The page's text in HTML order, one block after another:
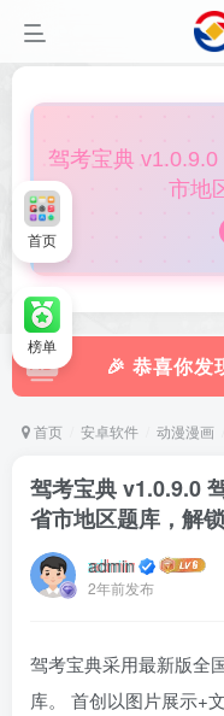
驾考宝典
市地
🎉 恭喜你发
首页 安卓软件 动漫漫画
驾考宝典 v1.0.9.0
省市地区题库，解
admin
2年前发布
驾考宝典采用最新版全
库。 首创以图片展示+
首页
榜单